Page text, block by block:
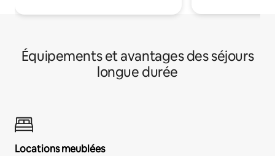
Équipements et avantages des séjours
longue durée
Locations meublées